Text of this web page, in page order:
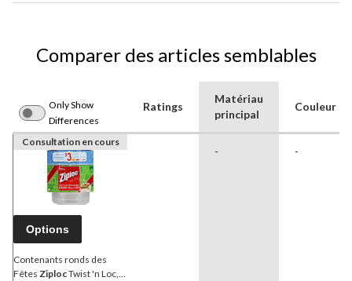
Comparer des articles semblables
Only Show
Differences
Ratings
Matériau
principal
Couleur
Consultation en cours
Options
Contenants ronds des
Fêtes ZiplocTwist 'n Loc,
- -